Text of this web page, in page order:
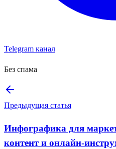
Telegram канал
Без спама
Предыдущая статья
Инфографика для
контент и онлайн-